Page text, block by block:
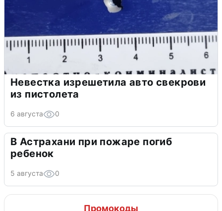
Невестка изрешетила авто свекрови
из пистолета
6 августа 0
В Астрахани при пожаре погиб
ребенок
5 августа 0
Промокоды